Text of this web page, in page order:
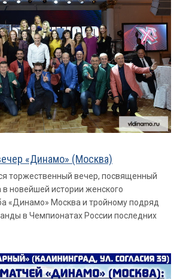
«Динамо» (Москва)
торжественный вечер, посвященный
в новейшей истории женского
«Динамо» Москва и тройному подряд
в Чемпионатах России последних